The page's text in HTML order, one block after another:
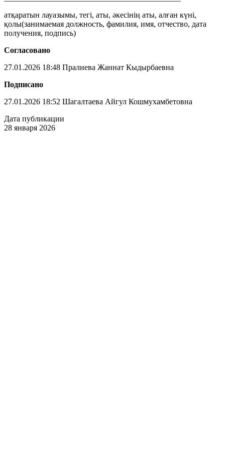
атқаратын лауазымы, тегі, аты, әкесінің аты, алған күні,
қолы(занимаемая должность, фамилия, имя, отчество, дата
получения, подпись)
Согласовано
27.01.2026 18:48 Пралиева Жаннат Кыдырбаевна
Подписано
27.01.2026 18:52 Шагалтаева Айгул Кошмухамбетовна
Дата публикации
28 января 2026